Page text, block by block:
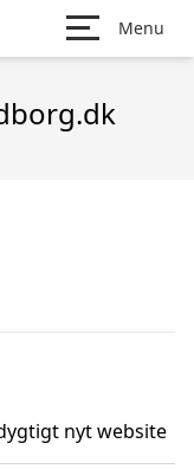
Menu
nyt website